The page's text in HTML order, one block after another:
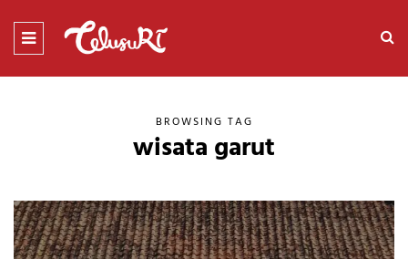
BROWSING TAG
wisata garut